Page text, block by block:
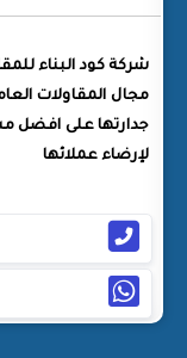
شركة كود البناء
مجال المقاولات
جدارتها على افضل
لإرضاء عملائها